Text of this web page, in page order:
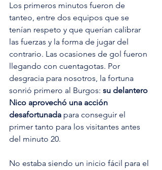
Los primeros minutos fueron de
tanteo, entre dos equipos que se
tenían respeto y que querían calibrar
las fuerzas y la forma de jugar del
contrario. Las ocasiones de gol fueron
llegando con cuentagotas. Por
desgracia para nosotros, la fortuna
sonrió primero al Burgos: su delantero
Nico aprovechó una acción
desafortunada para conseguir el
primer tanto para los visitantes antes
del minuto 20.
No estaba siendo un inicio fácil para el